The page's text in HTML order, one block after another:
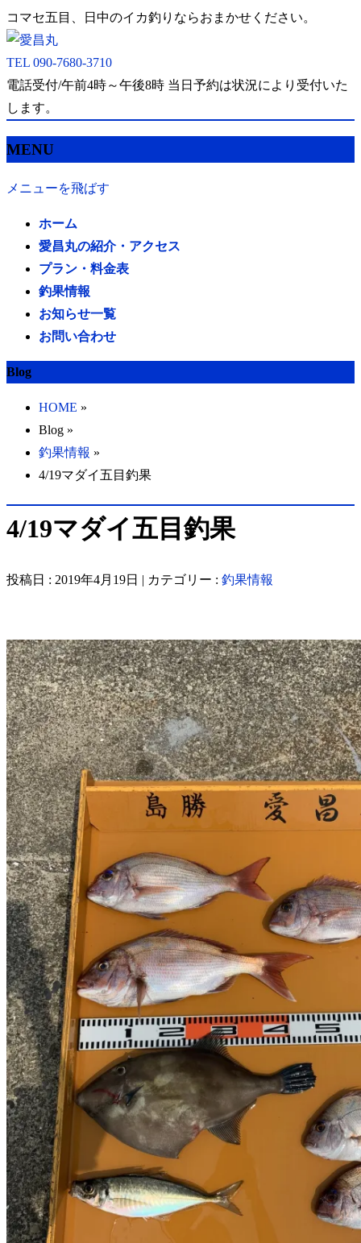
コマセ五目、日中のイカ釣りならおまかせください。
TEL 090-7680-3710
電話受付/午前4時～午後8時 当日予約は状況により受付いた
します。
MENU
メニューを飛ばす
ホーム
愛昌丸の紹介・アクセス
プラン・料金表
釣果情報
お知らせ一覧
お問い合わせ
Blog
HOME »
Blog »
釣果情報 »
4/19マダイ五目釣果
4/19マダイ五目釣果
投稿日 : 2019年4月19日 | カテゴリー : 釣果情報